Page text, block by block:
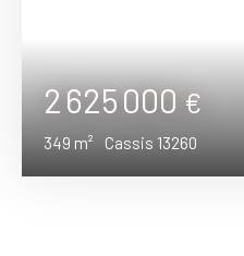
2 625 000€
349 m² Cassis 13260